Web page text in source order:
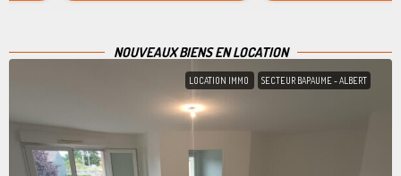
NOUVEAUX BIENS EN LOCATION
LOCATION IMMO SECTEUR BAPAUME - ALBERT